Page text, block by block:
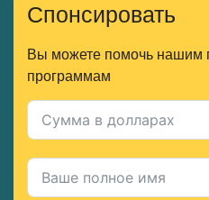
Спонсировать
Вы можете помочь нашим
программам